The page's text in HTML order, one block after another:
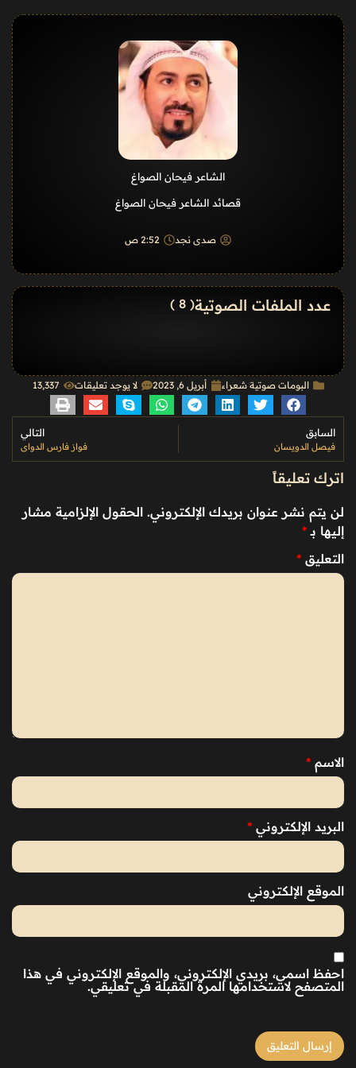
الشاعر فيحان الصواغ
قصائد الشاعر فيحان الصواغ
صدى نجد 2:52 ص
عدد الملفات الصوتية( 8 )
البومات صوتية شعراء أبريل 6, 2023 لا يوجد تعليقات 13٬337
السابق
فيصل الدويسان
التالي
فواز فارس الدواي
اترك تعليقاً
لن يتم نشر عنوان بريدك الإلكتروني. الحقول الإلزامية مشار
إليها بـ *
التعليق *
الاسم *
البريد الإلكتروني *
الموقع الإلكتروني
احفظ اسمي، بريدي الإلكتروني، والموقع الإلكتروني في هذا
المتصفح لاستخدامها المرة المقبلة في تعليقي.